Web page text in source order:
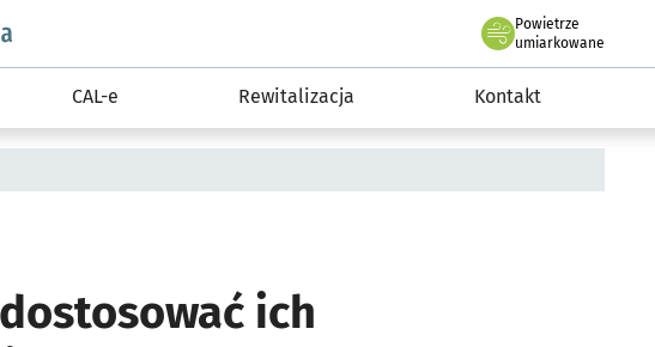
Rozmawia
Powietrze
we Wrocławiu
umiarkowane
CAL-e Rewitalizacja Kontakt
ich